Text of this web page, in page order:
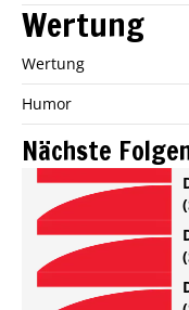
Wertung
Wertung
Humor
Nächste